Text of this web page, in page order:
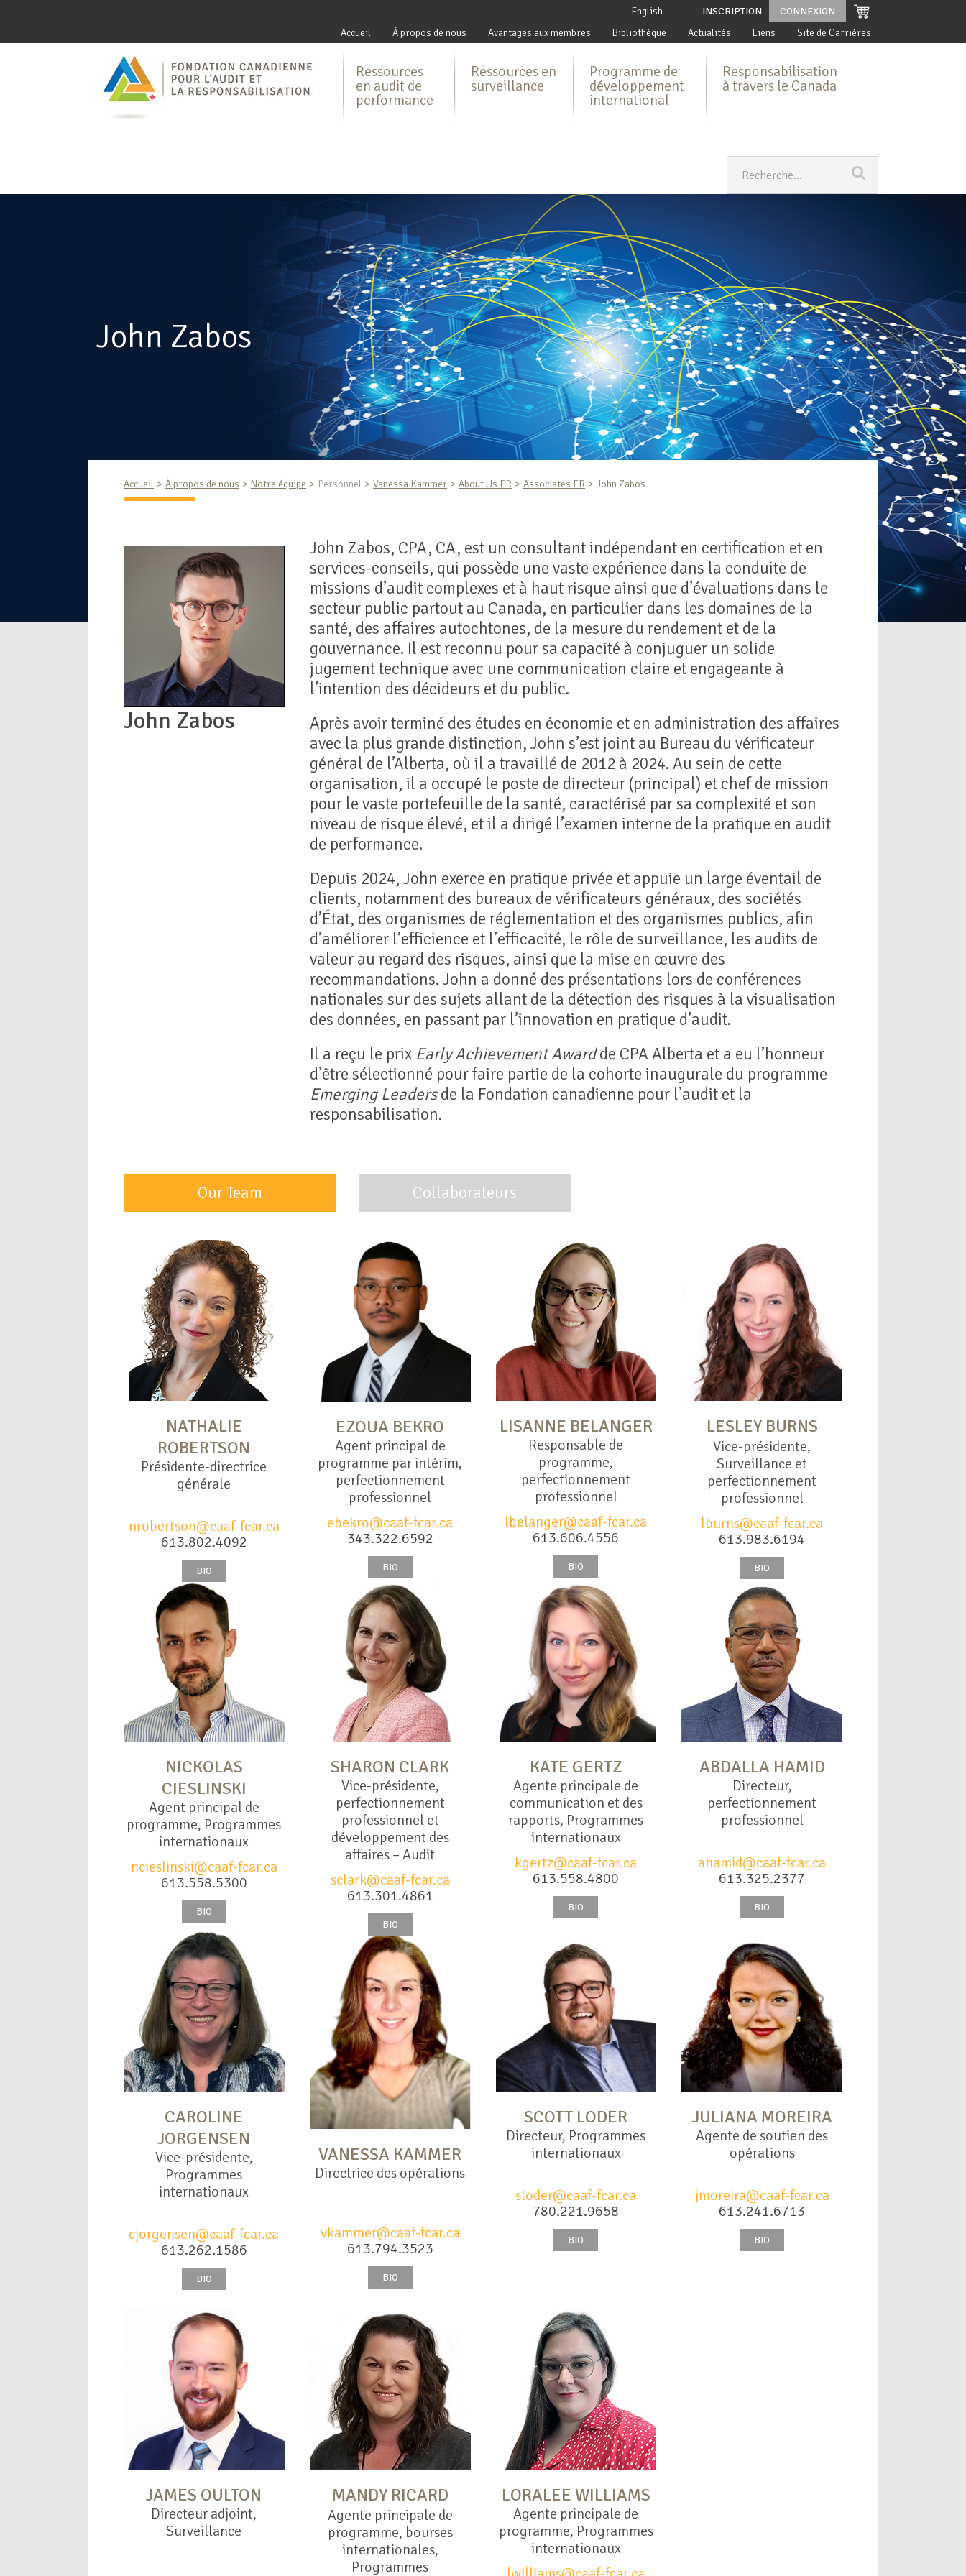
CONNEXION
INSCRIPTION
English
Accueil
À propos de nous Avantages aux membres Bibliothèque Actualités Liens Site de Carrières
Ressources
en audit de
performance
Ressources en
surveillance
Programme de
développement
international
Responsabilisation
à travers le Canada
John Zabos
Accueil À propos de nous Notre équipe Personnel Vanessa Kammer About Us FR Associates FR John Zabos
John Zabos
John Zabos, CPA, CA, est un consultant indépendant en certification et en
services-conseils, qui possède une vaste expérience dans la conduite de
missions d’audit complexes et à haut risque ainsi que d’évaluations dans le
secteur public partout au Canada, en particulier dans les domaines de la
santé, des affaires autochtones, de la mesure du rendement et de la
gouvernance. Il est reconnu pour sa capacité à conjuguer un solide
jugement technique avec une communication claire et engageante à
l’intention des décideurs et du public.
Après avoir terminé des études en économie et en administration des affaires
avec la plus grande distinction, John s’est joint au Bureau du vérificateur
général de l’Alberta, où il a travaillé de 2012 à 2024. Au sein de cette
organisation, il a occupé le poste de directeur (principal) et chef de mission
pour le vaste portefeuille de la santé, caractérisé par sa complexité et son
niveau de risque élevé, et il a dirigé l’examen interne de la pratique en audit
de performance.
Depuis 2024, John exerce en pratique privée et appuie un large éventail de
clients, notamment des bureaux de vérificateurs généraux, des sociétés
d’État, des organismes de réglementation et des organismes publics, afin
d’améliorer l’efficience et l’efficacité, le rôle de surveillance, les audits de
valeur au regard des risques, ainsi que la mise en œuvre des
recommandations. John a donné des présentations lors de conférences
nationales sur des sujets allant de la détection des risques à la visualisation
des données, en passant par l’innovation en pratique d’audit.
Il a reçu le prix Early Achievement Awardde CPA Alberta et a eu l’honneur
d’être sélectionné pour faire partie de la cohorte inaugurale du programme
Emerging Leadersde la Fondation canadienne pour l’audit et la
responsabilisation.
Our Team Collaborateurs
NATHALIE
ROBERTSON
Présidente-directrice
générale
nrobertson@caaf-fcar.ca
613.802.4092
BIO
EZOUA BEKRO
Agent principal de
programme par intérim,
perfectionnement
professionnel
ebekro@caaf-fcar.ca
343.322.6592
BIO
LISANNE BELANGER
Responsable de
programme,
perfectionnement
professionnel
lbelanger@caaf-fcar.ca
613.606.4556
BIO
LESLEY BURNS
Vice-présidente,
Surveillance et
perfectionnement
professionnel
lburns@caaf-fcar.ca
613.983.6194
BIO
NICKOLAS
CIESLINSKI
Agent principal de
programme, Programmes
internationaux
ncieslinski@caaf-fcar.ca
613.558.5300
BIO
SHARON CLARK
Vice-présidente,
perfectionnement
professionnel et
développement des
affaires – Audit
sclark@caaf-fcar.ca
613.301.4861
BIO
KATE GERTZ
Agente principale de
communication et des
rapports, Programmes
internationaux
kgertz@caaf-fcar.ca
613.558.4800
BIO
ABDALLA HAMID
Directeur,
perfectionnement
professionnel
ahamid@caaf-fcar.ca
613.325.2377
BIO
CAROLINE
JORGENSEN
Vice-présidente,
Programmes
internationaux
cjorgensen@caaf-fcar.ca
613.262.1586
BIO
VANESSA KAMMER
Directrice des opérations
vkammer@caaf-fcar.ca
613.794.3523
BIO
SCOTT LODER
Directeur, Programmes
internationaux
sloder@caaf-fcar.ca
780.221.9658
BIO
JULIANA MOREIRA
Agente de soutien des
opérations
jmoreira@caaf-fcar.ca
613.241.6713
BIO
JAMES OULTON
Directeur adjoint,
Surveillance
MANDY RICARD
Agente principale de
programme, bourses
internationales,
Programmes
LORALEE WILLIAMS
Agente principale de
programme, Programmes
internationaux